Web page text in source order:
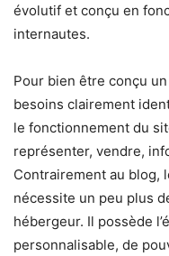
évolutif et conçu en
internautes.
Pour bien être conçu
besoins clairement
le fonctionnement du
représenter, vendre,
Contrairement au blog,
nécessite un peu plus
hébergeur. Il possède
personnalisable, de